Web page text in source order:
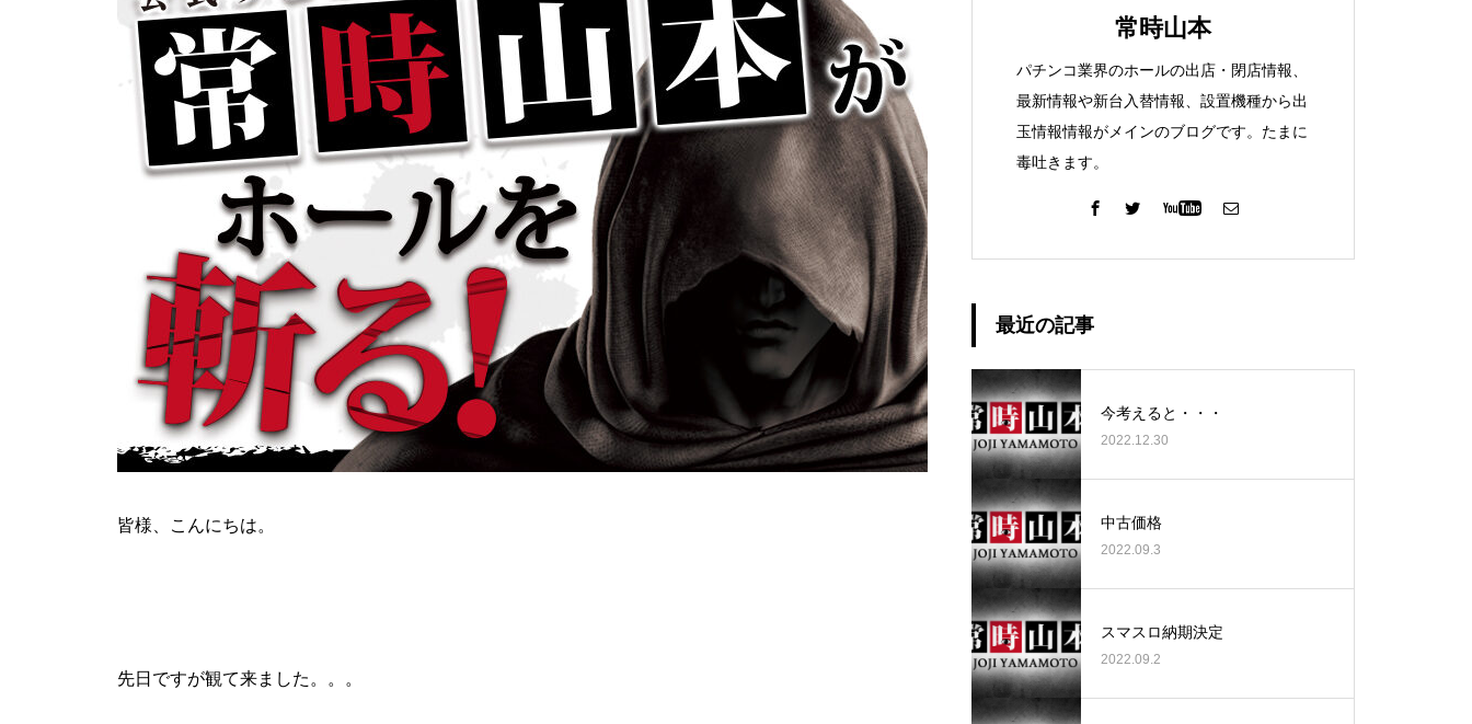
検定通過状況 民事再生申請 検定通過状況
ティアラ蓮田店様 東京イースト様
ビックディッパー様 パンドラ横須賀店様 ゴールデンセンター様
皆様、こんにちは。
先日ですが観て来ました。。。
常時山本
パチンコ業界のホールの出店・閉店情報、
最新情報や新台入替情報、設置機種から出
玉情報情報がメインのブログです。たまに
毒吐きます。
最近の記事
今考えると・・・
2022.12.30
中古価格
2022.09.3
スマスロ納期決定
2022.09.2